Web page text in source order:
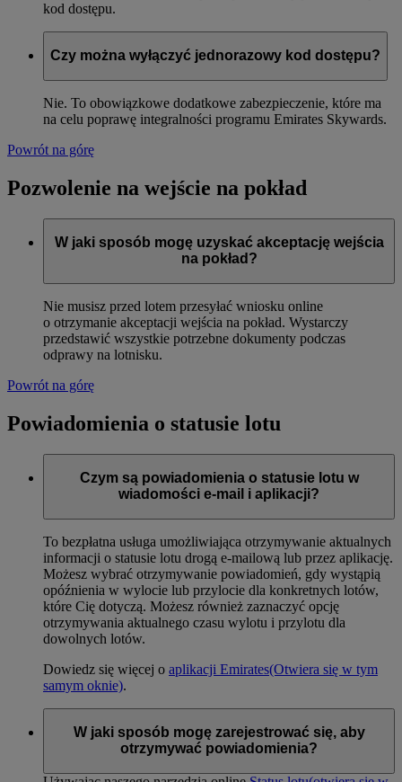
kod dostępu.
Czy można wyłączyć jednorazowy kod dostępu?
Nie. To obowiązkowe dodatkowe zabezpieczenie, które ma
na celu poprawę integralności programu Emirates Skywards.
Powrót na górę
Pozwolenie na wejście na pokład
W jaki sposób mogę uzyskać akceptację wejścia
na pokład?
Nie musisz przed lotem przesyłać wniosku online
o otrzymanie akceptacji wejścia na pokład. Wystarczy
przedstawić wszystkie potrzebne dokumenty podczas
odprawy na lotnisku.
Powrót na górę
Powiadomienia o statusie lotu
Czym są powiadomienia o statusie lotu w
wiadomości e-mail i aplikacji?
To bezpłatna usługa umożliwiająca otrzymywanie aktualnych
informacji o statusie lotu drogą e-mailową lub przez aplikację.
Możesz wybrać otrzymywanie powiadomień, gdy wystąpią
opóźnienia w wylocie lub przylocie dla konkretnych lotów,
które Cię dotyczą. Możesz również zaznaczyć opcję
otrzymywania aktualnego czasu wylotu i przylotu dla
dowolnych lotów.
Dowiedz się więcej o aplikacji Emirates(Otwiera się w tym
samym oknie).
W jaki sposób mogę zarejestrować się, aby
otrzymywać powiadomienia?